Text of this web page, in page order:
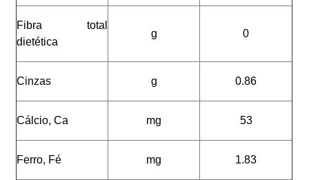
Fibra total
dietética
g 0
Cinzas g 0.86
Cálcio, Ca mg 53
Ferro, Fé mg 1.83